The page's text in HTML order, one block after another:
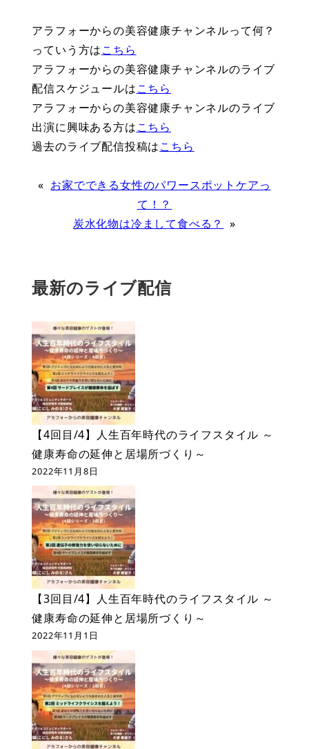
アラフォーからの美容健康チャンネルって何？
っていう方はこちら
アラフォーからの美容健康チャンネルのライブ
配信スケジュールはこちら
アラフォーからの美容健康チャンネルのライブ
出演に興味ある方はこちら
過去のライブ配信投稿はこちら
« お家でできる女性のパワースポットケアっ
て！？
炭水化物は冷まして食べる？
»
最新のライブ配信
【4回目/4】人生百年時代のライフスタイル ～
健康寿命の延伸と居場所づくり～
2022年11月8日
【3回目/4】人生百年時代のライフスタイル ～
健康寿命の延伸と居場所づくり～
2022年11月1日